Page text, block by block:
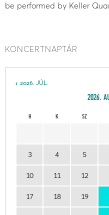
be performed by Keller
KONCERTNAPTÁR
2026. JÚL.
2026.
H K SZ
3 4 5
10 11 12
17 18 19